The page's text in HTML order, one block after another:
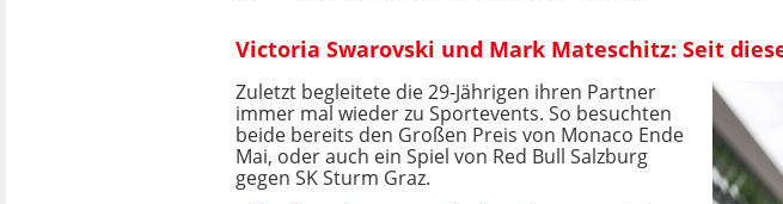
Victoria Swarovski und Mark Mateschitz: Seit
Zuletzt begleitete die 29-Jährigen ihren Partner
immer mal wieder zu Sportevents. So besuchten
beide bereits den Großen Preis von Monaco Ende
Mai, oder auch ein Spiel von Red Bull Salzburg
gegen SK Sturm Graz.